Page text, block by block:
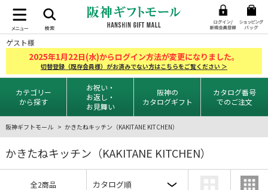
ゲスト様
2025年1月22日(水)からログイン方法が変更になりました。
切替登録（既存会員様）がお済みでない方はこちらをご覧ください ＞
カテゴリー
から探す
お祝い・
お返し・
お見舞い
阪神の
カタログギフト
カタログ番号
でのご注文
阪神ギフトモール かきたねキッチン（KAKITANE KITCHEN）
かきたねキッチン（KAKITANE KITCHEN）
全2商品